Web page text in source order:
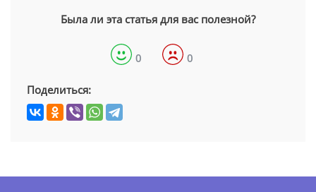
Была ли эта статья для вас полезной?
0 0
Поделиться: